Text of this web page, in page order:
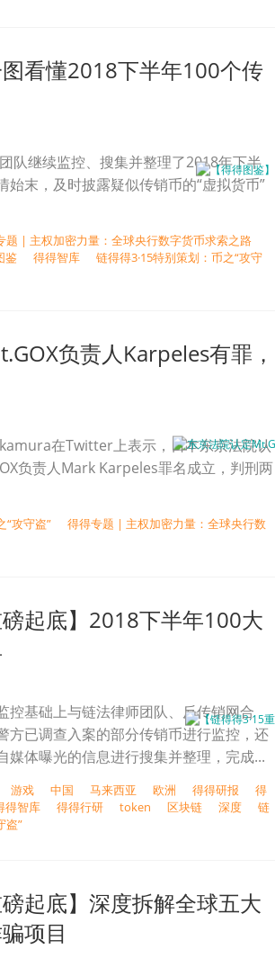
图看懂2018下半年100个传
队继续监控、搜集并整理了2018年下半
始末，及时披露疑似传销币的“虚拟货币”
题 | 主权加密力量：全球央行数字货币求索之路
鉴 得得智库
链得得3·15特别策划：币之“攻守
负责人Karpeles有罪，
在Twitter上表示，日本东京法院认
负责人Mark Karpeles罪名成立，判刑两
“攻守盗”
得得专题 | 主权加密力量：全球央行数
磅起底】2018下半年100大
控基础上与链法律师团队、反传销网合
方已调查入案的部分传销币进行监控，还
媒体曝光的信息进行搜集并整理，完成...
游戏 中国 马来西亚 欧洲 得得研报
得
得智库 得得行研 token 区块链 深度
链
盗”
磅起底】深度拆解全球五大
项目